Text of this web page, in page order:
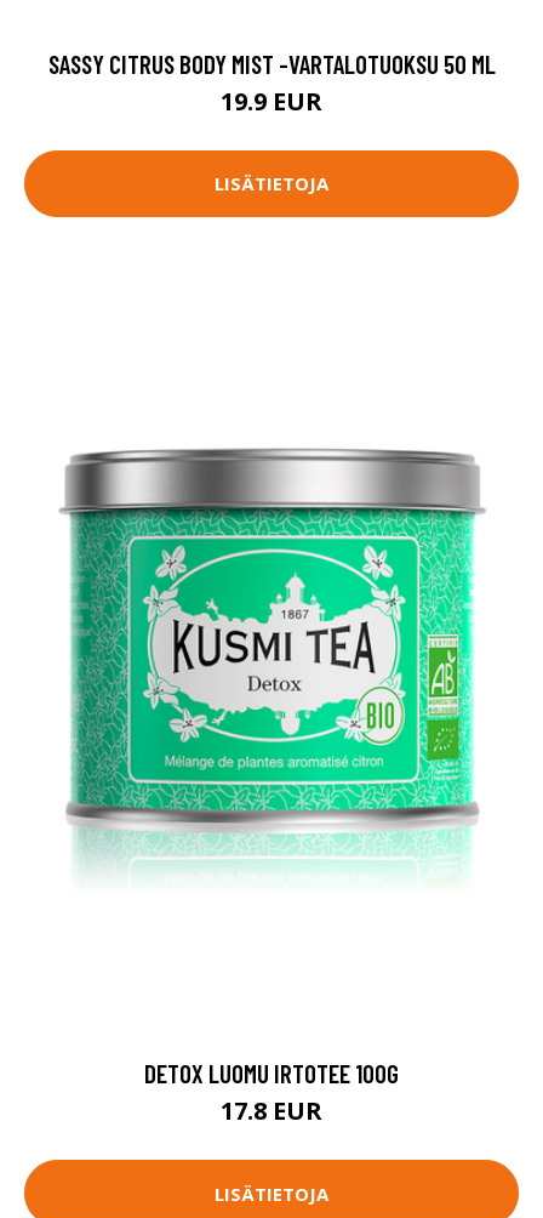
SASSY CITRUS BODY MIST -VARTALOTUOKSU 50 ML
19.9 EUR
LISÄTIETOJA
DETOX LUOMU IRTOTEE 100G
17.8 EUR
LISÄTIETOJA